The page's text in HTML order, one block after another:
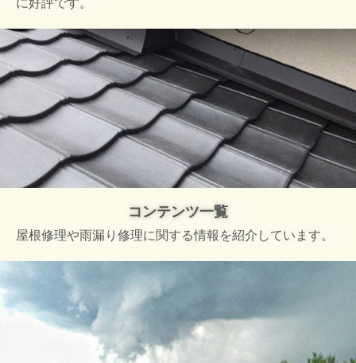
に好評です。
コンテンツ一覧
屋根修理や雨漏り修理に関する情報を紹介しています。